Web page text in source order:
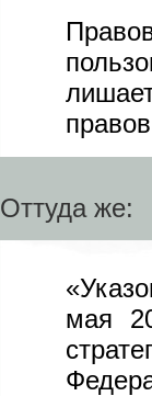
Оттуда же:
мая